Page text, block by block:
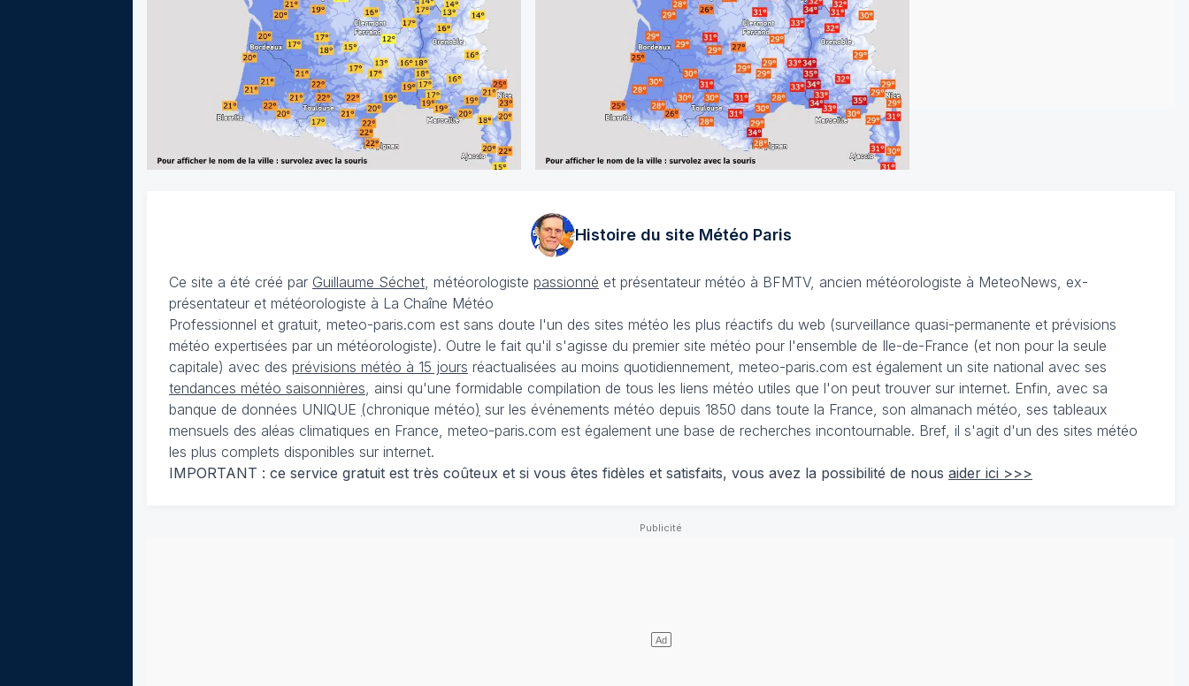
Histoire du site MétéoParis
Ce site a été créé par Guillaume Séchet, météorologiste passionné et présentateur météo à BFMTV, ancien météorologiste à MeteoNews, ex-
présentateur et météorologiste à La Chaîne Météo
Professionnel et gratuit, meteo-paris.com est sans doute l'un des sites météo les plus réactifs du web (surveillance quasi-permanente et prévisions
météo expertisées par un météorologiste). Outre le fait qu'il s'agisse du premier site météo pour l'ensemble de Ile-de-France (et non pour la seule
capitale) avec des prévisions météo à 15 jours réactualisées au moins quotidiennement, meteo-paris.com est également un site national avec ses
tendances météo saisonnières, ainsi qu'une formidable compilation de tous les liens météo utiles que l'on peut trouver sur internet. Enfin, avec sa
banque de données UNIQUE (chronique météo) sur les événements météo depuis 1850 dans toute la France, son almanach météo, ses tableaux
mensuels des aléas climatiques en France, meteo-paris.com est également une base de recherches incontournable. Bref, il s'agit d'un des sites météo
les plus complets disponibles sur internet.
IMPORTANT : ce service gratuit est très coûteux et si vous êtes fidèles et satisfaits, vous avez la possibilité de nous aider ici >>>